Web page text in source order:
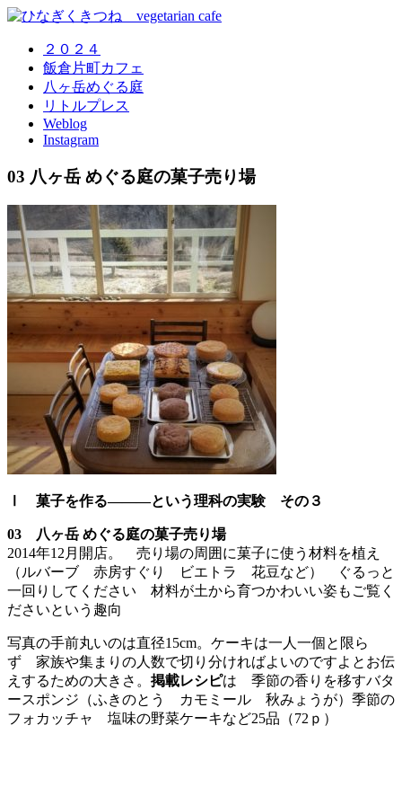
２０２４
飯倉片町カフェ
八ヶ岳めぐる庭
リトルプレス
Weblog
Instagram
03 八ヶ岳 めぐる庭の菓子売り場
菓子を作る―――という理科の実験 その３
03 八ヶ岳 めぐる庭の菓子売り場
2014年12月開店。 売り場の周囲に菓子に使う材料を植え
（ルバーブ 赤房すぐり ビエトラ 花豆など） ぐるっと
一回りしてください 材料が土から育つかわいい姿もご覧く
ださいという趣向
写真の手前丸いのは直径15cm。ケーキは一人一個と限ら
ず 家族や集まりの人数で切り分ければよいのですよとお伝
えするための大きさ。 掲載レシピは 季節の香りを移すバタ
ースポンジ（ふきのとう カモミール 秋みょうが）季節の
フォカッチャ 塩味の野菜ケーキなど25品（72ｐ）